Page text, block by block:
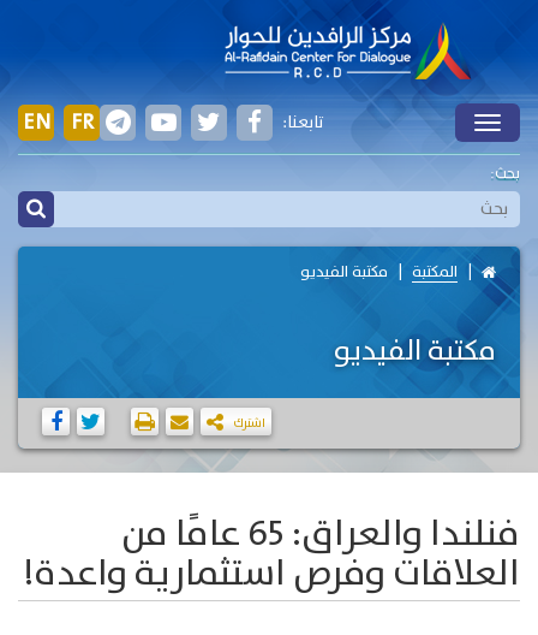
Toggle
EN FR تابعنا:
بحث:
المكتبة مكتبة الفيديو
مكتبة الفيديو
اشترك
فنلندا والعراق: 65 عامًا من
العلاقات وفرص استثمارية واعدة!